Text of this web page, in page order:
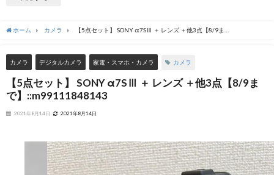
ホーム カメラ
【5点セット】 SONY α7SⅢ ＋ レンズ ＋他3点【8/9ま
カメラ デジタルカメラ 家電・スマホ・カメラ カメラ
【5点セット】 SONY α7SⅢ ＋ レンズ ＋他3点【8/9ま
で】::m99111848143
2021年8月14日 2021年8月14日